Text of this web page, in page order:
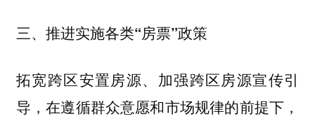
三、推进实施各类“房票”政策
拓宽跨区安置房源、加强跨区房源宣传引
导，在遵循群众意愿和市场规律的前提下，